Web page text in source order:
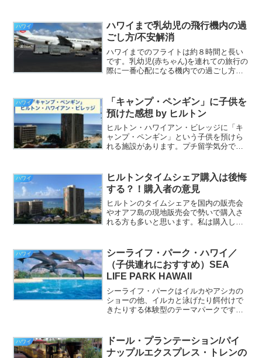
るといったイメージになります。これら
について購入者が説明します。shun-
travel.com
ハワイ
ハワイまで乳幼児の飛行機内の過
ごし方/不安解消
ハワイまでのフライトは約８時間と長い
です。乳幼児(赤ちゃん)を連れての旅行の
際に一番心配になる機内での過ごし方に
いきます。不安解消になれば幸いです。
shun-travel.com
ハワイ
「キャンプ・ペンギン」に子供を
預けた感想 by ヒルトン
ヒルトン・ハワイアン・ビレッジに「キ
ャンプ・ペンギン」という子供を預けら
れる施設があります。プチ留学気分で娘
travel.com
ハワイ
ヒルトンタイムシェア購入は後悔
する？！購入者の意見
ヒルトンのタイムシェアを国内の販売会
やオアフ島の現地販売会で勢いで購入さ
れる方も多いと思います。私は購入して
方も多いと思いますので、購入前の方な
どに参考になって頂ければ嬉しいです。
shun-travel.com
ハワイ
シーライフ・パーク・ハワイ／
（子供連れにおすすめ）SEA
LIFE PARK HAWAII
シーライフ・パークはイルカやアシカの
ショーの他、イルカと泳げたり餌付けで
きたりする体験型のテーマパークです。
ます。子供連れにもおすすめできるマリ
ンパークです。shun-travel.com
ハワイ
ドール・プランテーション/パイ
ナップルエクスプレス・トレンの